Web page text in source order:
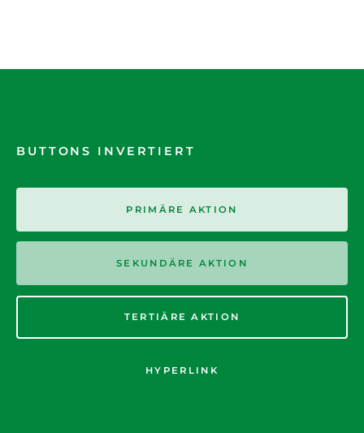
BUTTONS INVERTIERT
PRIMÄRE AKTION
SEKUNDÄRE AKTION
TERTIÄRE AKTION
HYPERLINK